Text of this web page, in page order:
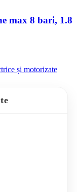
max 8 bari, 1.8
și motorizate